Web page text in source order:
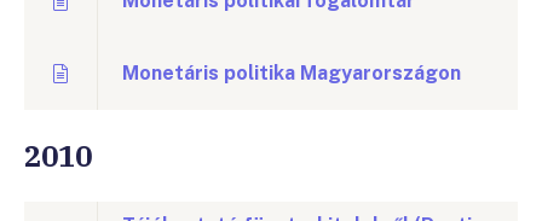
Monetáris politika Magyarországon
2010